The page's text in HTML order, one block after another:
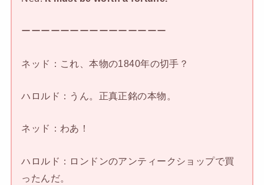
ーーーーーーーーーーーーーーー
ネッド：これ、本物の1840年の切手？
ハロルド：うん。正真正銘の本物。
ネッド：わあ！
ハロルド：ロンドンのアンティークショップで買
ったんだ。